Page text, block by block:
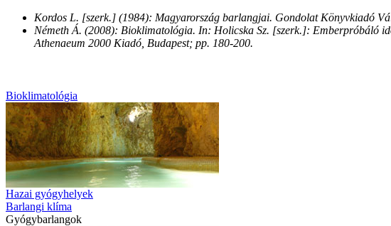
Kordos L. [szerk.] (1984): Magyarország barlangjai. Gondolat Könyvkiadó
Németh Á. (2008): Bioklimatológia. In: Holicska Sz. [szerk.]: Emberpróbáló
Athenaeum 2000 Kiadó, Budapest; pp. 180-200.
Bioklimatológia
Hazai gyógyhelyek
Barlangi klíma
Gyógybarlangok